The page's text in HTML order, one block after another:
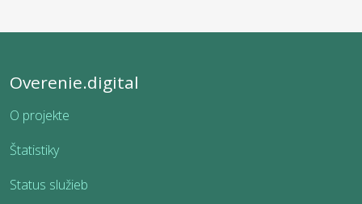
Overenie.digital
O projekte
Štatistiky
Status služieb